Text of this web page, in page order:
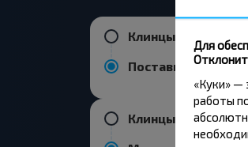
Клинцы (Брянская
Поставы
Клинцы (Брянская
Для
«Куки» —
работы